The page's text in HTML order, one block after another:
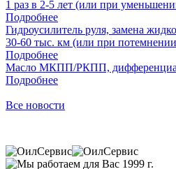
1 раз в 2-5 лет (или при
Подробнее
Гидроусилитель руля, замена
30-60 тыс. км (или при
Подробнее
Масло МКПП/РКПП,
Подробнее
Все новости